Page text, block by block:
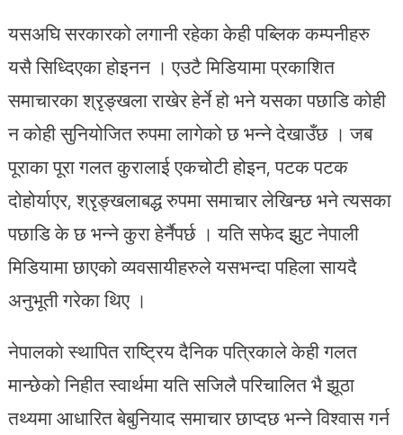
यसअघि सरकारको लगानी रहेका केही पब्लिक कम्पनीहरु
यसै सिध्दिएका होइनन । एउटै मिडियामा प्रकाशित
समाचारका श्रृङ्खला राखेर हेर्ने हो भने यसका पछाडि कोही
न कोही सुनियोजित रुपमा लागेको छ भन्ने देखाउँछ । जब
पूराका पूरा गलत कुरालाई एकचोटी होइन, पटक पटक
दोहोर्याएर, श्रृङ्खलाबद्ध रुपमा समाचार लेखिन्छ भने त्यसका
पछाडि के छ भन्ने कुरा हेर्नैपर्छ । यति सफेद झुट नेपाली
मिडियामा छाएको व्यवसायीहरुले यसभन्दा पहिला सायदै
अनुभूती गरेका थिए ।
नेपालकाे स्थापित राष्ट्रिय दैनिक पत्रिकाले केही गलत
मान्छेको निहीत स्वार्थमा यति सजिलै परिचालित भै झूठा
तथ्यमा आधारित बेबुनियाद समाचार छाप्दछ भन्ने विश्वास गर्न